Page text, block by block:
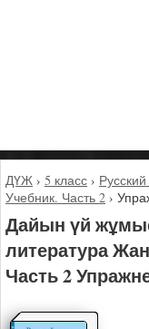
ДҮЖ › 5 класс ›
Учебник. Часть 2 ›
Дайын үй
литература
Часть 2